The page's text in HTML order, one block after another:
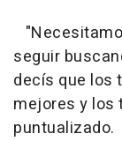
seguir
decís que los
mejores y los
puntualizado.